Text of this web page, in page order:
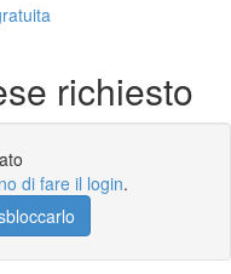
richiesto
di fare il login.